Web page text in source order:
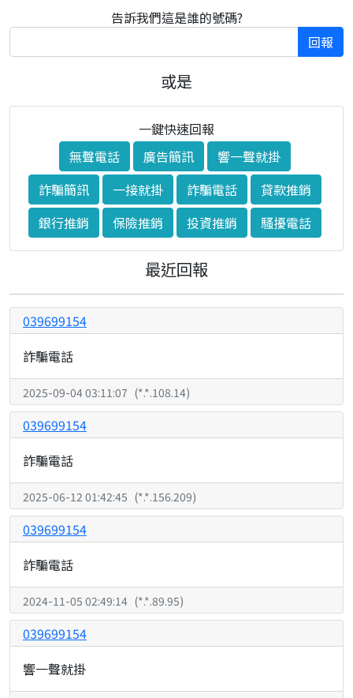
告訴我們這是誰的號碼?
回報
或是
一鍵快速回報
無聲電話
廣告簡訊
響一聲就掛
詐騙簡訊
一接就掛 詐騙電話
貸款推銷
銀行推銷
保險推銷 投資推銷 騷擾電話
最近回報
039699154
詐騙電話
2025-09-04 03:11:07 (*.*.108.14)
039699154
詐騙電話
2025-06-12 01:42:45 (*.*.156.209)
039699154
詐騙電話
2024-11-05 02:49:14 (*.*.89.95)
039699154
響一聲就掛